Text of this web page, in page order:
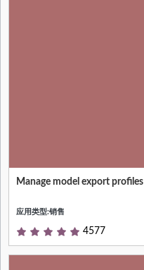
Null
Manage model export profiles
应用类型:销售
4577